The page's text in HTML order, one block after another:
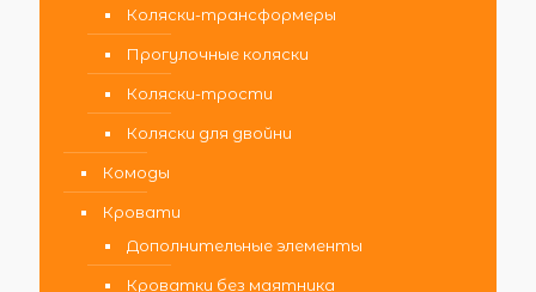
Коляски-трансформеры
Прогулочные коляски
Коляски-трости
Коляски для двойни
Комоды
Кровати
Дополнительные элементы
Кроватки без маятника